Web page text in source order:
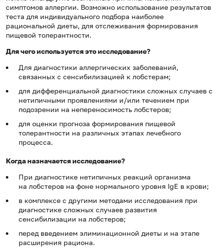
симптомов аллергии. Возможно использование результатов
теста для индивидуального подбора наиболее
рациональной диеты, для отслеживания формирования
пищевой толерантности.
Для чего используется это исследование?
Для диагностики аллергических заболеваний,
связанных с сенсибилизацией к лобстерам;
для дифференциальной диагностики сложных случаев с
нетипичными проявлениями и/или течением при
подозрении на непереносимость лобстеров;
для оценки прогноза формирования пищевой
толерантности на различных этапах лечебного
процесса.
Когда назначается исследование?
При диагностике нетипичных реакций организма
на лобстеров на фоне нормального уровня IgE в крови;
в комплексе с другими методами исследования при
диагностике сложных случаев развития
сенсибилизации на лобстеров;
перед введением элиминационной диеты и на этапе
расширения рациона.